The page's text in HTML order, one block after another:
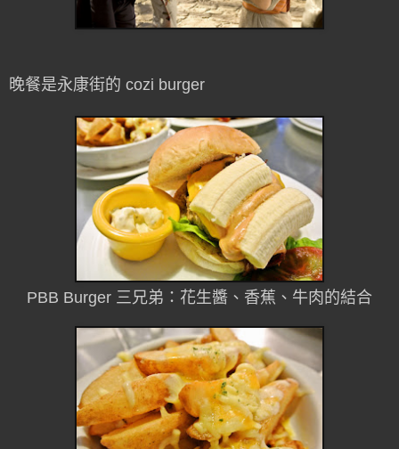
晚餐是永康街的 cozi burger
PBB Burger 三兄弟：花生醬、香蕉、牛肉的結合